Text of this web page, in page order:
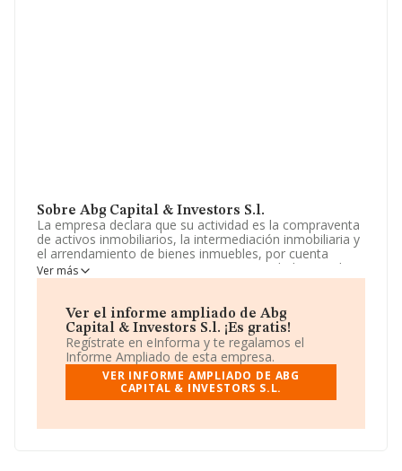
Sobre Abg Capital & Investors S.l.
La empresa declara que su actividad es la compraventa
de activos inmobiliarios, la intermediación inmobiliaria y
el arrendamiento de bienes inmuebles, por cuenta
propia o ajena. La empresa es una Sociedad Limitada.
Su actividad CNAE es 'Agentes de la propiedad
actividad en mercados exteriores.
La compañíaAbg Capital & Investors S.L
B72901036, tiene su domicilio social establecido en
Calle Comte D'urgell núm. 253 Loc 1, (08036), en el
municipio de Barcelona, Cataluña.
empresas pertenecientes al sector, a nivel nacional la
Ver más
Ver el informe ampliado de Abg
Capital & Investors S.l. ¡Es gratis!
Regístrate en eInforma y te regalamos el
Informe Ampliado de esta empresa.
VER INFORME AMPLIADO DE ABG
CAPITAL & INVESTORS S.L.